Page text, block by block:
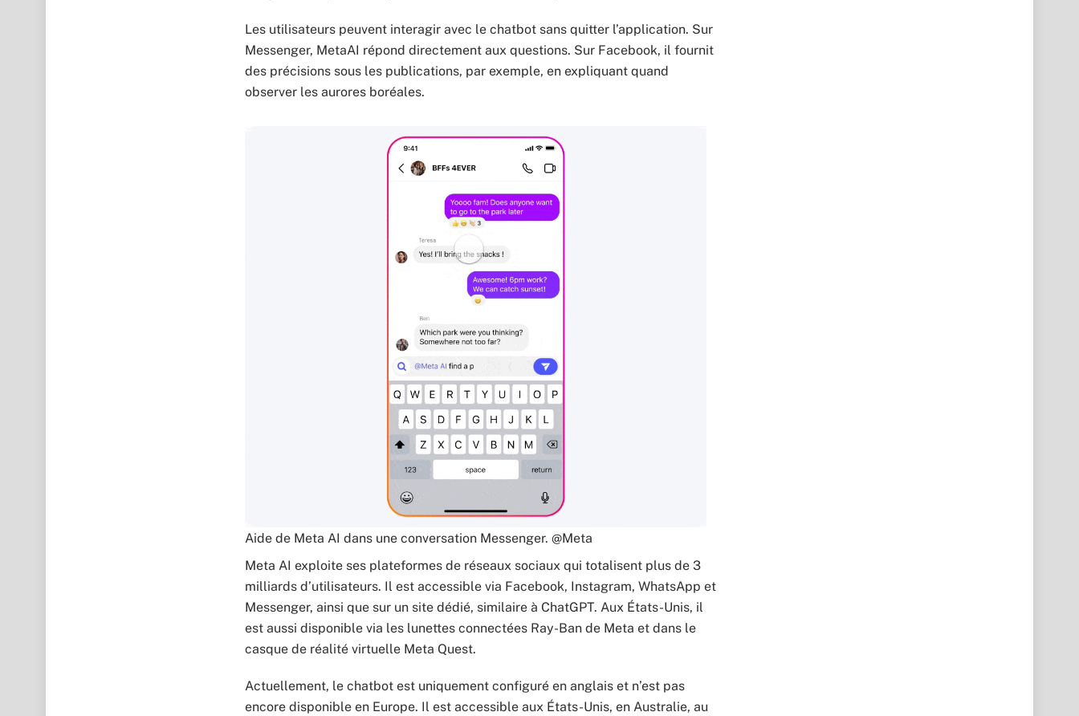
Les utilisateurs peuvent interagir avec le chatbot sans quitter l’application. Sur
Messenger, MetaAI répond directement aux questions. Sur Facebook, il fournit
des précisions sous les publications, par exemple, en expliquant quand
observer les aurores boréales.
Aide de Meta AI dans une conversation Messenger. @Meta
Meta AI exploite ses plateformes de réseaux sociaux qui totalisent plus de 3
milliards d’utilisateurs. Il est accessible via Facebook, Instagram, WhatsApp et
Messenger, ainsi que sur un site dédié, similaire à ChatGPT. Aux États-Unis, il
est aussi disponible via les lunettes connectées Ray-Ban de Meta et dans le
casque de réalité virtuelle Meta Quest.
Actuellement, le chatbot est uniquement configuré en anglais et n’est pas
encore disponible en Europe. Il est accessible aux États-Unis, en Australie, au